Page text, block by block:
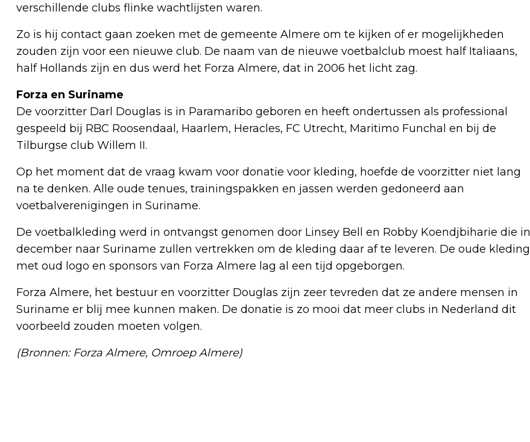
verschillende clubs flinke wachtlijsten waren.
Zo is hij contact gaan zoeken met de gemeente Almere om te kijken of er mogelijkheden
zouden zijn voor een nieuwe club. De naam van de nieuwe voetbalclub moest half Italiaans,
half Hollands zijn en dus werd het Forza Almere, dat in 2006 het licht zag.
Forza en Suriname
De voorzitter Darl Douglas is in Paramaribo geboren en heeft ondertussen als professional
gespeeld bij RBC Roosendaal, Haarlem, Heracles, FC Utrecht, Maritimo Funchal en bij de
Tilburgse club Willem II.
Op het moment dat de vraag kwam voor donatie voor kleding, hoefde de voorzitter niet lang
na te denken. Alle oude tenues, trainingspakken en jassen werden gedoneerd aan
voetbalverenigingen in Suriname.
De voetbalkleding werd in ontvangst genomen door Linsey Bell en Robby Koendjbiharie die in
december naar Suriname zullen vertrekken om de kleding daar af te leveren. De oude kleding
met oud logo en sponsors van Forza Almere lag al een tijd opgeborgen.
Forza Almere, het bestuur en voorzitter Douglas zijn zeer tevreden dat ze andere mensen in
Suriname er blij mee kunnen maken. De donatie is zo mooi dat meer clubs in Nederland dit
voorbeeld zouden moeten volgen.
(Bronnen: Forza Almere, Omroep Almere)